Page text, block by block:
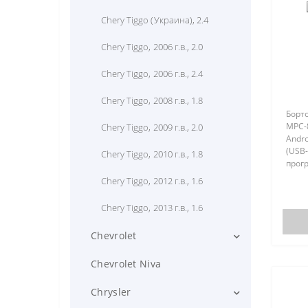
Chery Tiggo (Украина), 2.4
Chery Tiggo, 2006 г.в., 2.0
Chery Tiggo, 2006 г.в., 2.4
Chery Tiggo, 2008 г.в., 1.8
Chery Tiggo, 2009 г.в., 2.0
Chery Tiggo, 2010 г.в., 1.8
Chery Tiggo, 2012 г.в., 1.6
Chery Tiggo, 2013 г.в., 1.6
Chevrolet
Chevrolet Aveo II, 2006 г.в.
Chevrolet Aveo, 2005 г.в., 1.4
Chevrolet Niva
Chrysler